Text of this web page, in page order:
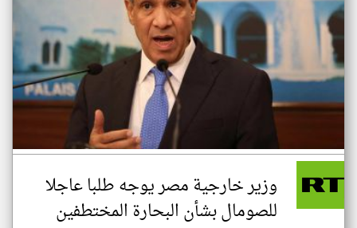
وزير خارجية مصر يوجه طلبا عاجلا
للصومال بشأن البحارة المختطفين